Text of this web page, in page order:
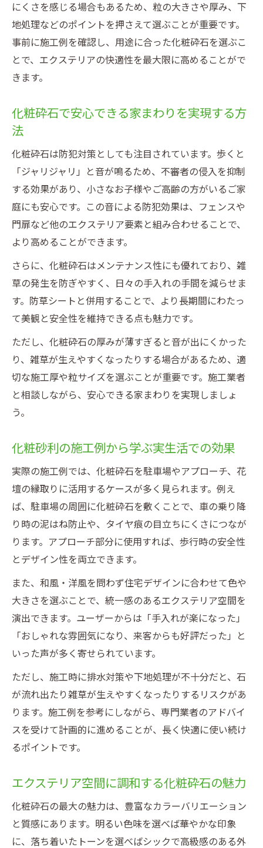
にくさを感じる場合もあるため、粒の大きさや厚み、下
地処理などのポイントを押さえて選ぶことが重要です。
事前に施工例を確認し、用途に合った化粧砕石を選ぶこ
とで、エクステリアの快適性を最大限に高めることがで
きます。
化粧砕石で安心できる家まわりを実現する方
法
化粧砕石は防犯対策としても注目されています。歩くと
「ジャリジャリ」と音が鳴るため、不審者の侵入を抑制
する効果があり、小さなお子様やご高齢の方がいるご家
庭にも安心です。この音による防犯効果は、フェンスや
門扉など他のエクステリア要素と組み合わせることで、
より高めることができます。
さらに、化粧砕石はメンテナンス性にも優れており、雑
草の発生を防ぎやすく、日々の手入れの手間を減らせま
す。防草シートと併用することで、より長期間にわたっ
て美観と安全性を維持できる点も魅力です。
ただし、化粧砕石の厚みが薄すぎると音が出にくかった
り、雑草が生えやすくなったりする場合があるため、適
切な施工厚や粒サイズを選ぶことが重要です。施工業者
と相談しながら、安心できる家まわりを実現しましょ
う。
化粧砂利の施工例から学ぶ実生活での効果
実際の施工例では、化粧砕石を駐車場やアプローチ、花
壇の縁取りに活用するケースが多く見られます。例え
ば、駐車場の周囲に化粧砕石を敷くことで、車の乗り降
り時の泥はね防止や、タイヤ痕の目立ちにくさにつなが
ります。アプローチ部分に使用すれば、歩行時の安全性
とデザイン性を両立できます。
また、和風・洋風を問わず住宅デザインに合わせて色や
大きさを選ぶことで、統一感のあるエクステリア空間を
演出できます。ユーザーからは「手入れが楽になった」
「おしゃれな雰囲気になり、来客からも好評だった」と
いった声が多く寄せられています。
ただし、施工時に排水対策や下地処理が不十分だと、石
が流れ出たり雑草が生えやすくなったりするリスクがあ
ります。施工例を参考にしながら、専門業者のアドバイ
スを受けて計画的に進めることが、長く快適に使い続け
るポイントです。
エクステリア空間に調和する化粧砕石の魅力
化粧砕石の最大の魅力は、豊富なカラーバリエーション
と質感にあります。明るい色味を選べば華やかな印象
に、落ち着いたトーンを選べばシックで高級感のある外